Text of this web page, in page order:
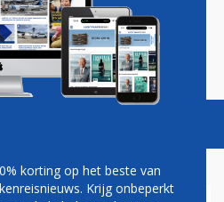
Vacatures
korting op het beste van
Krijg onbeperkt